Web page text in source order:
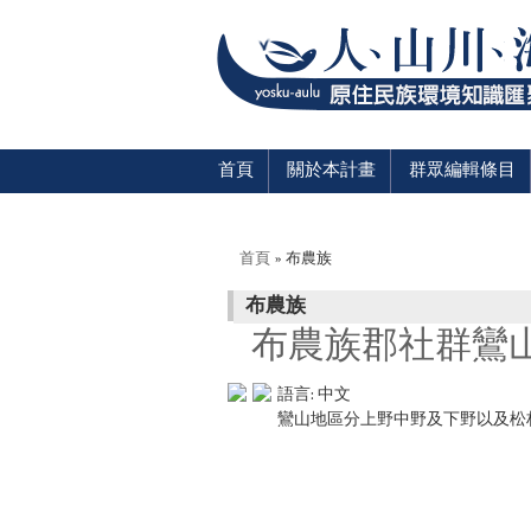
首頁 關於本計畫 群眾編輯條目
您在這裡
首頁 » 布農族
布農族
布農族郡社群鸞
語言: 中文
鸞山地區分上野中野及下野以及